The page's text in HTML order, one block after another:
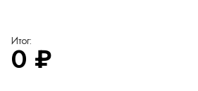
Итог:
0 ₽